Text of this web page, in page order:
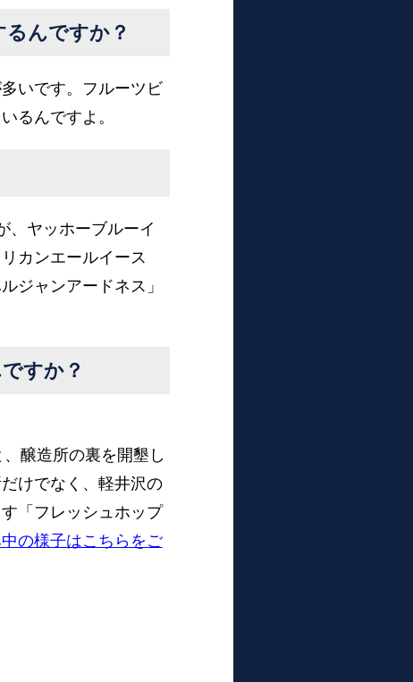
んですか？
いです。フルーツビ
るんですよ。
、ヤッホーブルーイ
カンエールイース
ジャンアードネス」
すか？
醸造所の裏を開墾し
けでなく、軽井沢の
「フレッシュホップ
の様子はこちらをご